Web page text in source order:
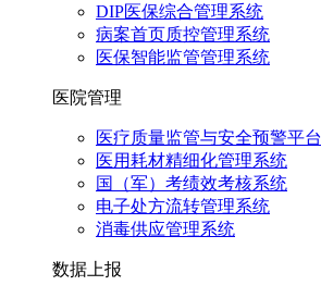
DIP医保综合管理系统
病案首页质控管理系统
医保智能监管管理系统
医院管理
医疗质量监管与安全预警平台
医用耗材精细化管理系统
国（军）考绩效考核系统
电子处方流转管理系统
消毒供应管理系统
数据上报